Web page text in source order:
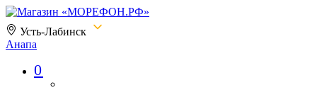
Усть-Лабинск
Анапа
Магазин «МОРЕФОН.РФ»
0